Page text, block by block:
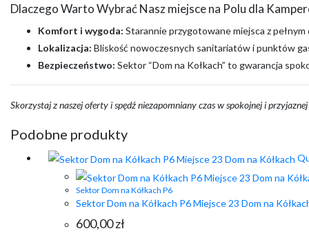
Dlaczego Warto Wybrać Nasz miejsce na Polu dla
Komfort i wygoda: Starannie przygotowane miejsca z
Lokalizacja: Bliskość nowoczesnych sanitariatów i punktów
Bezpieczeństwo: Sektor “Dom na Kołkach” to gwarancja
Skorzystaj z naszej oferty i spędź niezapomniany czas w spokojnej i
Podobne produkty
Sektor Dom na Kółkach P6
Sektor Dom na Kółkach P6 Miejsce 23 Dom na
600,00zł